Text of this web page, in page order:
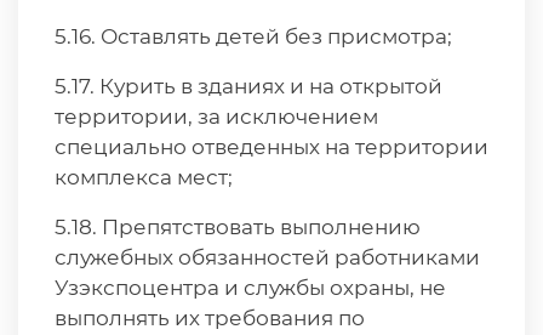
5.16. Оставлять детей без присмотра;
5.17. Курить в зданиях и на открытой
территории, за исключением
специально отведенных на территории
комплекса мест;
5.18. Препятствовать выполнению
служебных обязанностей работниками
Узэкспоцентра и службы охраны, не
выполнять их требования по